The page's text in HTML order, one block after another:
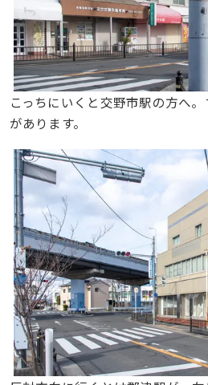
こっちにいくと交野市駅の方へ
があります。